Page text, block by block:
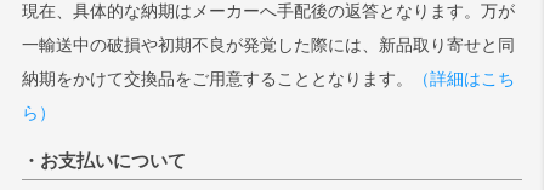
現在、具体的な納期はメーカーへ手配後の返答となります。万が
一輸送中の破損や初期不良が発覚した際には、新品取り寄せと同
納期をかけて交換品をご用意することとなります。
（詳細はこち
ら）
・お支払いについて